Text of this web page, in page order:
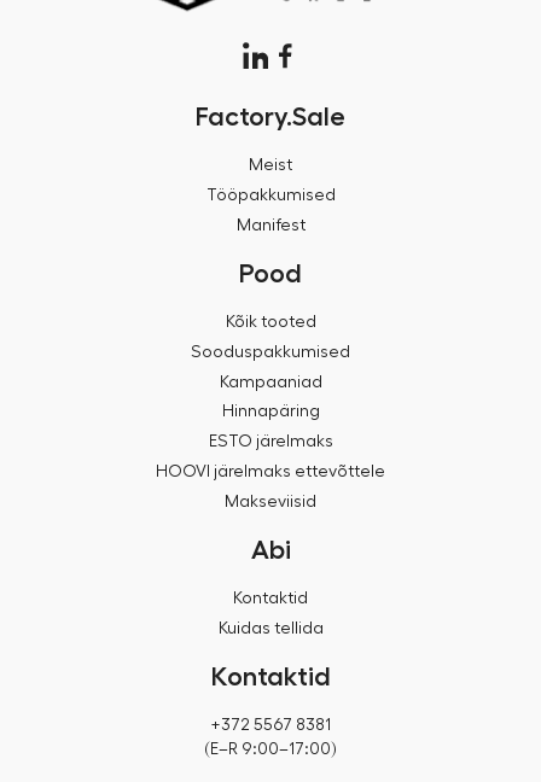
Factory.Sale
Meist
Tööpakkumised
Manifest
Pood
Kõik tooted
Sooduspakkumised
Kampaaniad
Hinnapäring
ESTO järelmaks
HOOVI järelmaks ettevõttele
Makseviisid
Abi
Kontaktid
Kuidas tellida
Kontaktid
+372 5567 8381
(E–R 9:00–17:00)